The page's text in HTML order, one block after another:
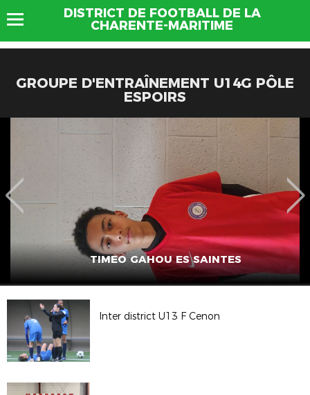
DISTRICT DE FOOTBALL DE LA
CHARENTE-MARITIME
GROUPE D'ENTRAÎNEMENT U14G PÔLE
ESPOIRS
TIMEO GAHOU ES SAINTES
Inter district U13 F Cenon